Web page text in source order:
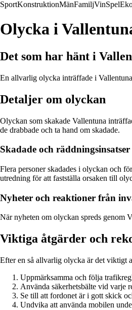
SportKonstruktionMänFamiljVinSpel
Olycka i
Det som har hänt i
En allvarlig olycka inträffade i
Detaljer om olyckan
Olyckan som skakade Vallentuna
de drabbade och ta hand om skadade.
Skadade och räddningsinsatser
Flera personer skadades i olyckan och
utredning för att fastställa orsaken till
Nyheter och reaktioner från
När nyheten om olyckan spreds genom
Viktiga åtgärder och
Efter en så allvarlig olycka är det viktigt
Uppmärksamma och följa
Använda säkerhetsbälte vid varje
Se till att fordonet är i gott skick
Undvika att använda mobilen